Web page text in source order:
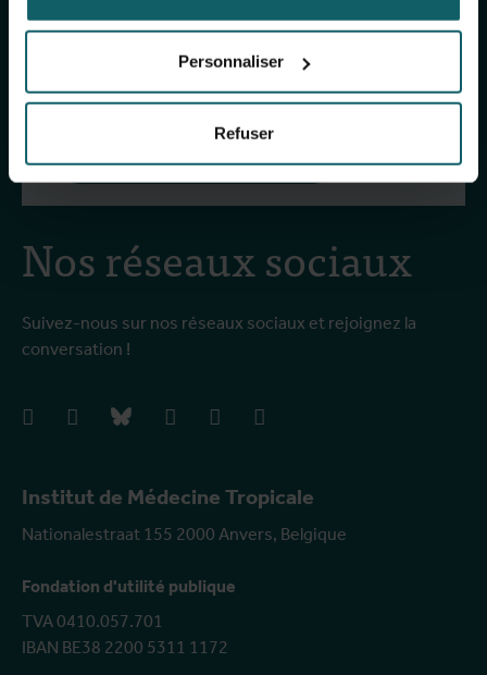
Personnaliser
Refuser
Institut de Médecine Tropicale
Nationalestraat 155 2000 Anvers, Belgique
Fondation d'utilité publique
TVA 0410.057.701
IBAN BE38 2200 5311 1172
Nos réseaux sociaux
Suivez-nous sur nos réseaux sociaux et rejoignez la
conversation !
facebookinstagrambluesky linkedIn youtube
S'inscrire à notre newsletter générale